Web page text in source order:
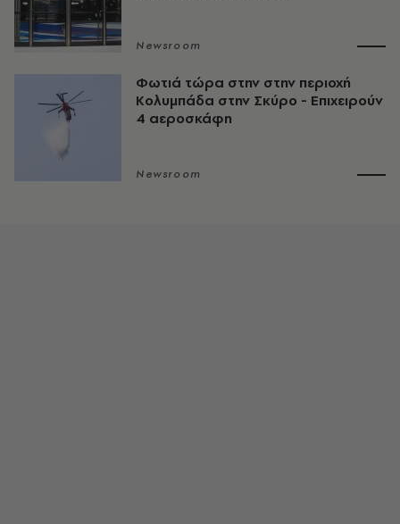
Newsroom
Φωτιά τώρα στην στην περιοχή
Κολυμπάδα στην Σκύρο - Επιχειρούν
4 αεροσκάφη
Newsroom